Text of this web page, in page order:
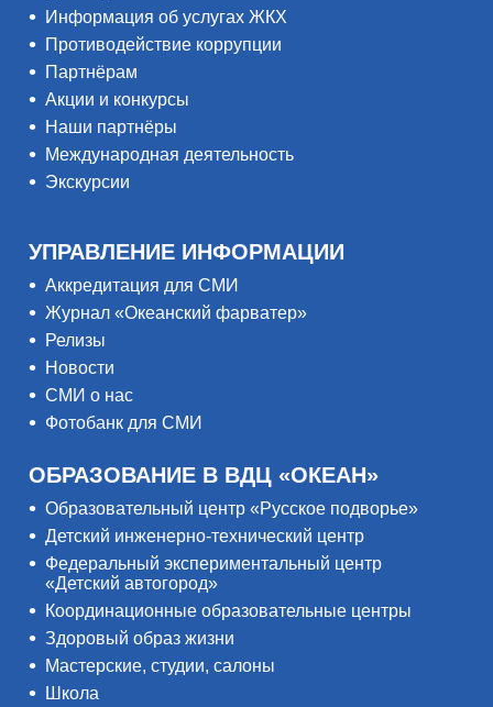
Информация об услугах ЖКХ
Противодействие коррупции
Партнёрам
Акции и конкурсы
Наши партнёры
Международная деятельность
Экскурсии
УПРАВЛЕНИЕ ИНФОРМАЦИИ
Аккредитация для СМИ
Журнал «Океанский фарватер»
Релизы
Новости
СМИ о нас
Фотобанк для СМИ
ОБРАЗОВАНИЕ В ВДЦ «ОКЕАН»
Образовательный центр «Русское подворье»
Детский инженерно-технический центр
Федеральный экспериментальный центр
«Детский автогород»
Координационные образовательные центры
Здоровый образ жизни
Мастерские, студии, салоны
Школа